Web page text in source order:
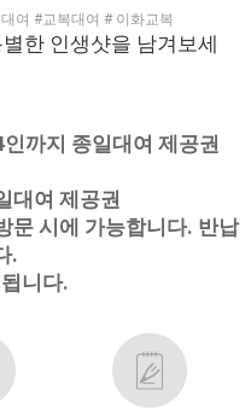
여 #교복대여 # 이화교복
한 인생샷을 남겨보세
까지 종일대여 제공권
대여 제공권
문 시에 가능합니다. 반납
.
니다.